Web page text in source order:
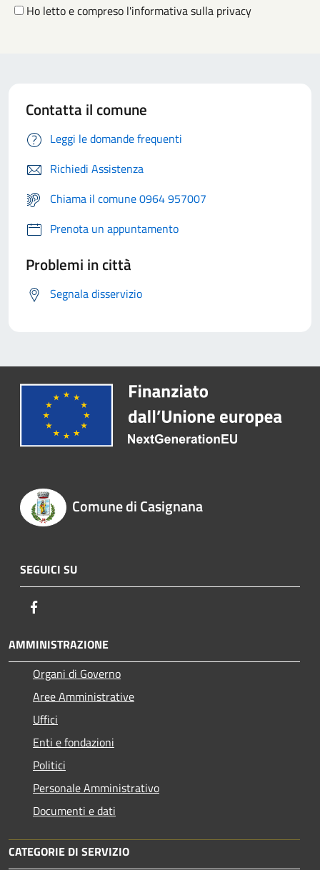
Ho letto e compreso l'informativa sulla privacy
Contatta il comune
Leggi le domande frequenti
Richiedi Assistenza
Chiama il comune 0964 957007
Prenota un appuntamento
Problemi in città
Segnala disservizio
Comune di Casignana
SEGUICI SU
AMMINISTRAZIONE
Organi di Governo
Aree Amministrative
Uffici
Enti e fondazioni
Politici
Personale Amministrativo
Documenti e dati
CATEGORIE DI SERVIZIO